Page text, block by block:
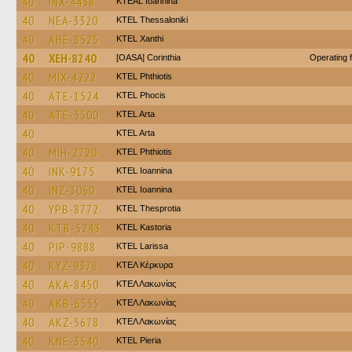
40 NEA-3320 KTEL Thessaloniki
40 AHE-8525 KTEL Xanthi
40 XEH-8240 [OASA] Corinthia Operating
40 MIX-4222 ΚΤΕL Phthiotis
40 ATE-1524 ΚΤΕL Phocis
40 ATE-3500 KTEL Arta
40 KTEL Arta
40 MIH-2720 ΚΤΕL Phthiotis
40 INK-9175 KTEL Ioannina
40 INZ-3060 KTEL Ioannina
40 YPB-8772 KTEL Thesprotia
40 KTB-5243 KTEL Kastoria
40 PIP-9888 KTEL Larissa
40 KYZ-9378 ΚΤΕΛ Κέρκυρα
40 AKA-8450 ΚΤΕΛ Λακωνίας
40 AKB-6555 ΚΤΕΛ Λακωνίας
40 AKZ-5678 ΚΤΕΛ Λακωνίας
40 KNE-3540 KTEL Pieria